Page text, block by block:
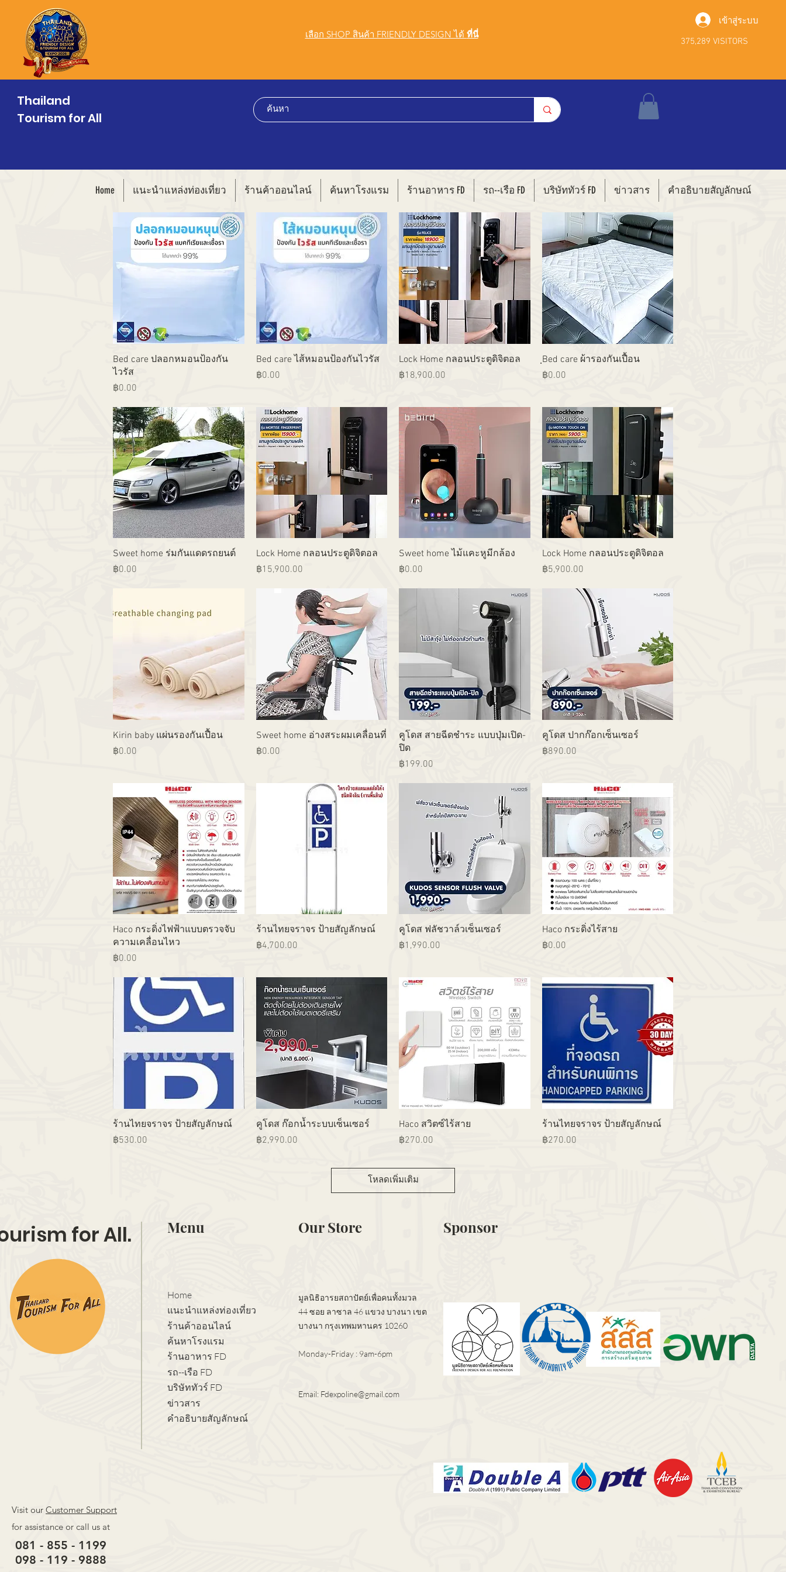
เลือก SHOP สินค้า FRIENDLY DESIGN ได้ ที่นี่
เข้าสู่ระบบ
375,289 VISITORS
Thailand
Tourism for All
Home แนะนำแหล่งท่องเที่ยว ร้านค้าออนไลน์ ค้นหาโรงแรม ร้านอาหาร FD รถ--เรือ FD บริษัททัวร์ FD ข่าวสาร คำอธิบายสัญลักษณ์
ดูข้อมูลด่วน
Bed care ปลอกหมอนป้องกัน
ไวรัส
ราคา
฿0.00
ดูข้อมูลด่วน
Bed care ไส้หมอนป้องกันไวรัส
ราคา
฿0.00
ดูข้อมูลด่วน
Lock Home กลอนประตูดิจิตอล
ราคา
฿18,900.00
ดูข้อมูลด่วน
ฺBed care ผ้ารองกันเปื้อน
ราคา
฿0.00
ดูข้อมูลด่วน
Sweet home ร่มกันแดดรถยนต์
ราคา
฿0.00
ดูข้อมูลด่วน
Lock Home กลอนประตูดิจิตอล
ราคา
฿15,900.00
ดูข้อมูลด่วน
Sweet home ไม้แคะหูมีกล้อง
ราคา
฿0.00
ดูข้อมูลด่วน
Lock Home กลอนประตูดิจิตอล
ราคา
฿5,900.00
ดูข้อมูลด่วน
Kirin baby แผ่นรองกันเปื้อน
ราคา
฿0.00
ดูข้อมูลด่วน
Sweet home อ่างสระผมเคลื่อนที่
ราคา
฿0.00
ดูข้อมูลด่วน
คูโดส สายฉีดชำระ แบบปุ่มเปิด-
ปิด
ราคา
฿199.00
ดูข้อมูลด่วน
คูโดส ปากก๊อกเซ็นเซอร์
ราคา
฿890.00
ดูข้อมูลด่วน
Haco กระดิ่งไฟฟ้าแบบตรวจจับ
ความเคลื่อนไหว
ราคา
฿0.00
ดูข้อมูลด่วน
ร้านไทยจราจร ป้ายสัญลักษณ์
ราคา
฿4,700.00
ดูข้อมูลด่วน
คูโดส ฟลัชวาล์วเซ็นเซอร์
ราคา
฿1,990.00
ดูข้อมูลด่วน
Haco กระดิ่งไร้สาย
ราคา
฿0.00
ดูข้อมูลด่วน
ร้านไทยจราจร ป้ายสัญลักษณ์
ราคา
฿530.00
ดูข้อมูลด่วน
คูโดส ก๊อกน้ำระบบเซ็นเซอร์
ราคา
฿2,990.00
ดูข้อมูลด่วน
Haco สวิตซ์ไร้สาย
ราคา
฿270.00
ดูข้อมูลด่วน
ร้านไทยจราจร ป้ายสัญลักษณ์
ราคา
฿270.00
โหลดเพิ่มเติม
for All. Menu
Home
แนะนำแหล่งท่องเที่ยว
ร้านค้าออนไลน์
ค้นหาโรงแรม
ร้านอาหาร FD
รถ--เรือ FD
บริษัททัวร์ FD
ข่าวสาร
คำอธิบายสัญลักษณ์
Our Store Sponsor
มูลนิธิอารยสถาปัตย์เพื่อคนทั้งมวล
44 ซอย ลาซาล 46 แขวง บางนา เขต
บางนา กรุงเทพมหานคร 10260
Monday-Friday : 9am-6pm
Email: Fdexpoline@gmail.com
Visit our Customer Support
for assistance or call us at
081 - 855 - 1199
098 - 119 - 9888